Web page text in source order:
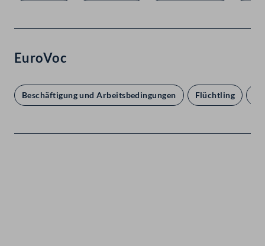
EuroVoc
Beschäftigung und Arbeitsbedingungen Flüchtling